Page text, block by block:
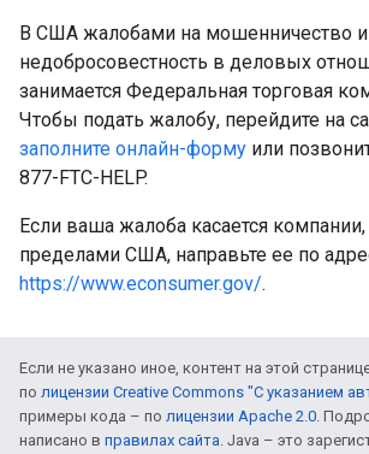
В США жалобами на мошенничество и
недобросовестность в деловых
занимается Федеральная торговая
Чтобы подать жалобу, перейдите на
заполните онлайн-форму или
877-FTC-HELP.
Если ваша жалоба касается
пределами США, направьте ее по
https://www.econsumer.gov/.
Если не указано иное, контент на этой
по лицензии Creative Commons "С указанием
примеры кода – по лицензии Apache 2.0.
написано в правилах сайта. Java – это